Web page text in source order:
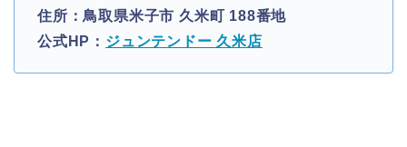
住所：鳥取県米子市 久米町 188番地
公式HP： ジュンテンドー 久米店